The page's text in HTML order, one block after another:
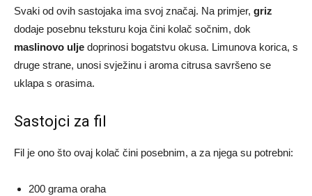
Svaki od ovih sastojaka ima svoj značaj. Na primjer, griz
dodaje posebnu teksturu koja čini kolač sočnim, dok
maslinovo ulje doprinosi bogatstvu okusa. Limunova korica, s
druge strane, unosi svježinu i aroma citrusa savršeno se
uklapa s orasima.
Sastojci za fil
Fil je ono što ovaj kolač čini posebnim, a za njega su potrebni:
200 grama oraha